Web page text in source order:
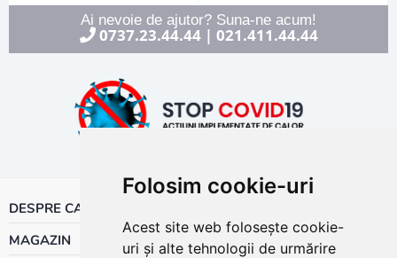
Folosim cookie-uri
Acest site web folosește cookie-
uri și alte tehnologii de urmărire
Ai nevoie de ajutor? Suna-ne acum!
0737.23.44.44| 021.411.44.44
DESPRE CALOR
MAGAZIN